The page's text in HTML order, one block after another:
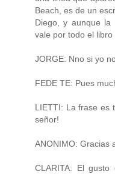
Beach, es de un
Diego, y aunque la
vale por todo el libro
JORGE: Nno si yo
FEDE TE: Pues
LIETTI: La frase es
señor!
ANONIMO: Gracias
CLARITA: El